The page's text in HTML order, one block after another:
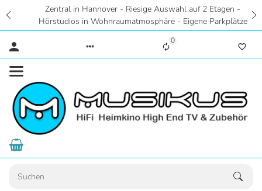
Zentral in Hannover - Riesige Auswahl auf 2 Etagen -
Hörstudios in Wohnraumatmosphäre - Eigene Parkplätze
0